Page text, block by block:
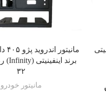
۳۲
مانیتور خودرو